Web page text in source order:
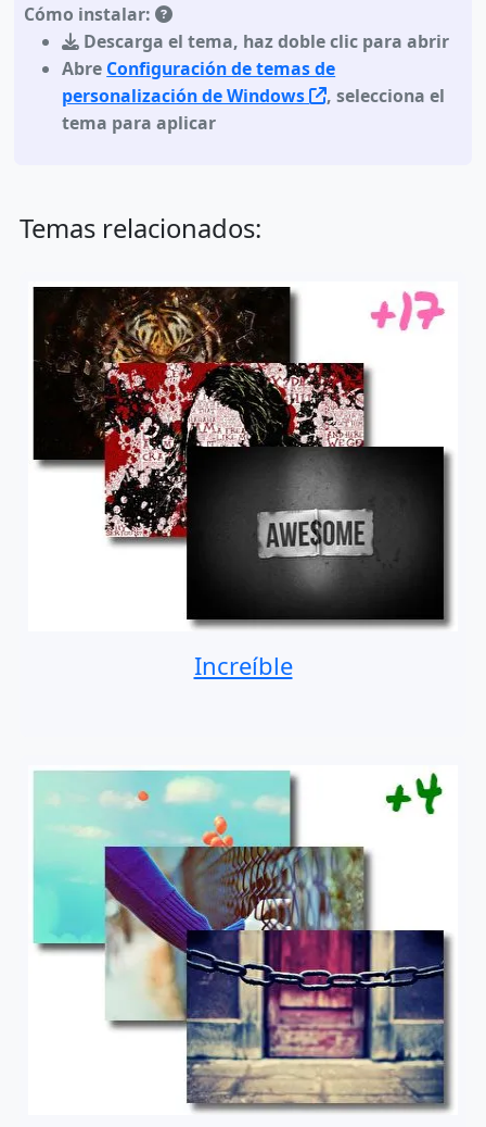
Cómo instalar:
Descarga el tema, haz doble clic para abrir
Abre Configuración de temas de
personalización de Windows
, selecciona el
tema para aplicar
Temas relacionados:
Increíble